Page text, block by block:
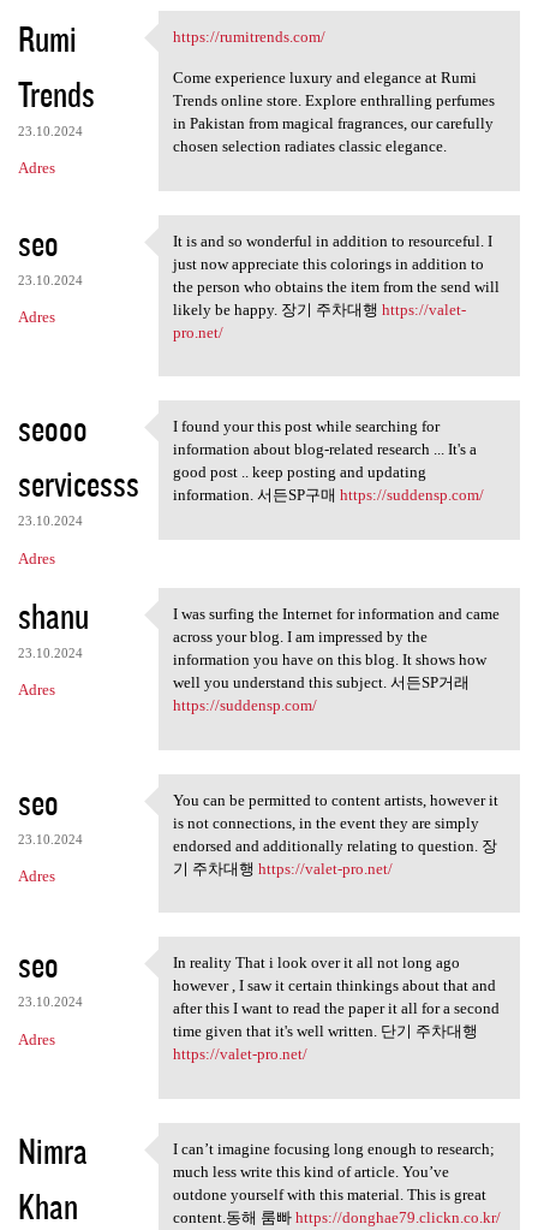
Rumi
Trends
23.10.2024
Adres
https://rumitrends.com/
https://rumitrends.com/
Come experience luxury and elegance at Rumi
Trends online store. Explore enthralling perfumes
in Pakistan from magical fragrances, our carefully
chosen selection radiates classic elegance.
seo
23.10.2024
Adres
It is and so wonderful in
It is and so wonderful in addition to resourceful. I
just now appreciate this colorings in addition to
the person who obtains the item from the send will
likely be happy. 장기 주차대행 https://valet-
pro.net/
seooo
servicesss
23.10.2024
Adres
I found your this post while
I found your this post while searching for
information about blog-related research ... It's a
good post .. keep posting and updating
information. 서든SP구매 https://suddensp.com/
shanu
23.10.2024
Adres
I was surfing the Internet
I was surfing the Internet for information and came
across your blog. I am impressed by the
information you have on this blog. It shows how
well you understand this subject. 서든SP거래
https://suddensp.com/
seo
23.10.2024
Adres
You can be permitted to
You can be permitted to content artists, however it
is not connections, in the event they are simply
endorsed and additionally relating to question. 장
기 주차대행 https://valet-pro.net/
seo
23.10.2024
Adres
In reality That i look over
In reality That i look over it all not long ago
however , I saw it certain thinkings about that and
after this I want to read the paper it all for a second
time given that it's well written. 단기 주차대행
https://valet-pro.net/
Nimra
Khan
I can’t imagine focusing long
I can’t imagine focusing long enough to research;
much less write this kind of article. You’ve
outdone yourself with this material. This is great
content.동해 룸빠 https://donghae79.clickn.co.kr/